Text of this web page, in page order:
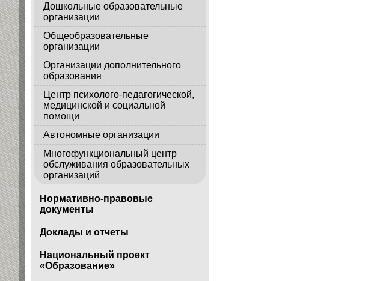
Дошкольные образовательные
организации
Общеобразовательные
организации
Организации дополнительного
образования
Центр психолого-педагогической,
медицинской и социальной
помощи
Автономные организации
Многофункциональный центр
обслуживания образовательных
организаций
Нормативно-правовые
документы
Доклады и отчеты
Национальный проект
«Образование»